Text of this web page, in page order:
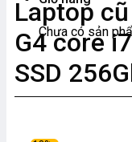
Chưa có sản
Laptop
G4 core
SSD